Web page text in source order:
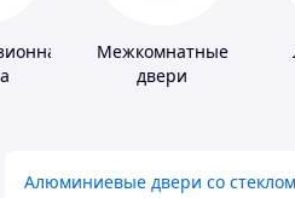
Межкомнатные
двери
Алюминиевые двери со стеклом